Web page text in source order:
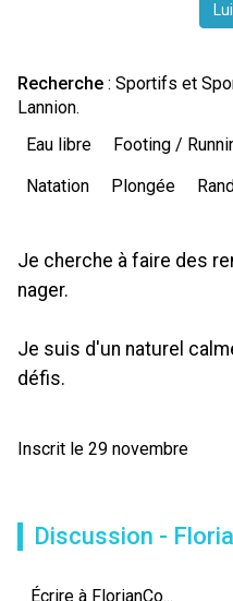
Recherche : Sportifs et
Lannion.
Eau libre
Footing /
Natation
Plongée
Je cherche à faire des
nager.
Je suis d'un naturel
défis.
Inscrit le 29 novembre
Discussion -
Écrire à FlorianCo...